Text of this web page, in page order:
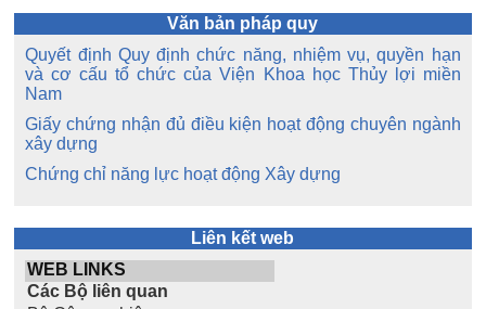
Văn bản pháp quy
Quyết định Quy định chức năng, nhiệm vụ, quyền hạn
và cơ cấu tổ chức của Viện Khoa học Thủy lợi miền
Nam
Giấy chứng nhận đủ điều kiện hoạt động chuyên ngành
xây dựng
Chứng chỉ năng lực hoạt động Xây dựng
Liên kết web